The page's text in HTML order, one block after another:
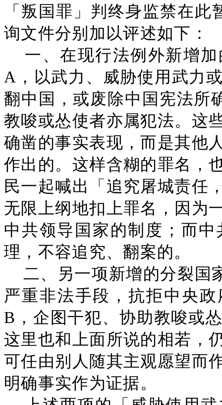
「叛国罪」判终身监禁在
询文件分别加以评述如下：
一、在现行法例外新增
A，以武力、威胁使用武力
翻中国，或废除中国宪法所
教唆或怂使者亦属犯法。这
确凿的事实表现，而是其他
作出的。这样含糊的罪名，
民一起喊出「追究屠城责任
无限上纲地扣上罪名，因为
中共领导国家的制度；而
理，不容追究、翻案的。
二、另一项新增的分裂国
严重非法手段，抗拒中央
B，企图干犯、协助教唆或
这里也和上面所说的相若，
可任由别人随其主观愿望而
明确事实作为证据。